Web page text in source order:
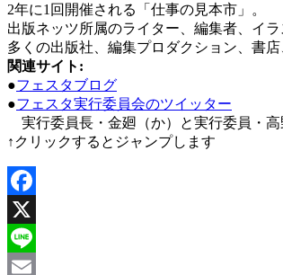
2年に1回開催される「仕事の見本市」。
出版ネッツ所属のライター、編集者、イ
多くの出版社、編集プロダクション、書
関連サイト:
●フェスタブログ
●フェスタ実行委員会のツイッター
実行委員長・金廻（か）と実行委員・高
↑クリックするとジャンプします
Facebook
X
Line